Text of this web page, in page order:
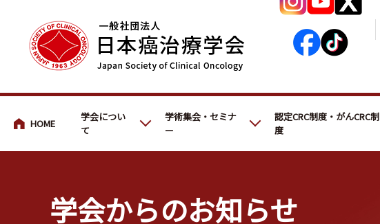
会員・医療関係の皆さまへ
学会につい
て
学術集会・セミナ
ー
認定CRC制度・がんCRC制
度
学会からのお知らせ